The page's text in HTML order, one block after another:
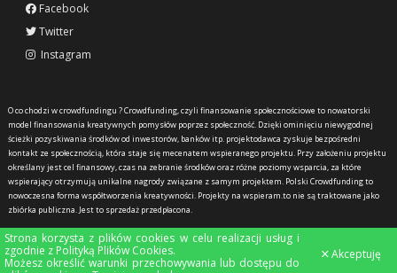
Strona korzysta z plików cookies w celu realizacji usług i
zgodnie z Polityką Plików Cookies.
Możesz określić warunki przechowywania lub dostępu do
Akceptuję
Facebook
Twitter
Instagram
O co chodzi w crowdfundingu ?Crowdfunding, czyli finansowanie społecznościowe to nowatorski
model finansowania kreatywnych pomysłów poprzez społeczność. Dzięki ominięciu niewygodnej
ścieżki pozyskiwania środków od inwestorów, banków itp. projektodawca zyskuje bezpośredni
kontakt ze społecznością, która staje się mecenatem wspieranego projektu. Przy założeniu projektu
określany jest cel finansowy, czas na zebranie środków oraz różne poziomy wsparcia, za które
wspierający otrzymują unikalne nagrody związane z samym projektem. Polski Crowdfunding to
nowoczesna forma współtworzenia kreatywności. Projekty na wspieram.to nie są traktowane jako
zbiórka publiczna. Jest to sprzedaż przedpłacona.